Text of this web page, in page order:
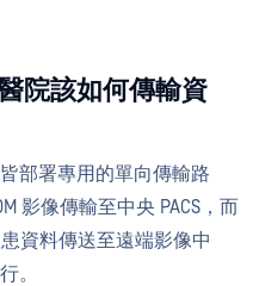
院該如何傳輸資
部署專用的單向傳輸路
影像傳輸至中央 PACS，而
資料傳送至遠端影像中
。